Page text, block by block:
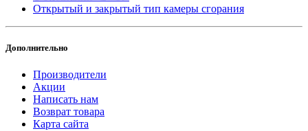
Открытый и закрытый тип камеры сгорания
Дополнительно
Производители
Акции
Написать нам
Возврат товара
Карта сайта